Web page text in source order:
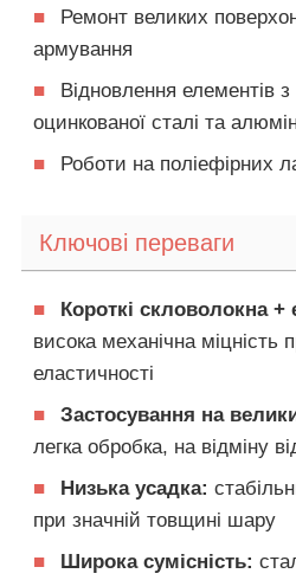
■
Ремонт великих
армування
■
Відновлення елементів з
оцинкованої сталі та
■
Роботи на поліефірних
Ключові переваги
■
Короткі скловолокна
висока механічна міцність
еластичності
■
Застосування на
легка обробка, на відміну
■
Низька усадка:
при значній товщині шару
■
Широка сумісність: